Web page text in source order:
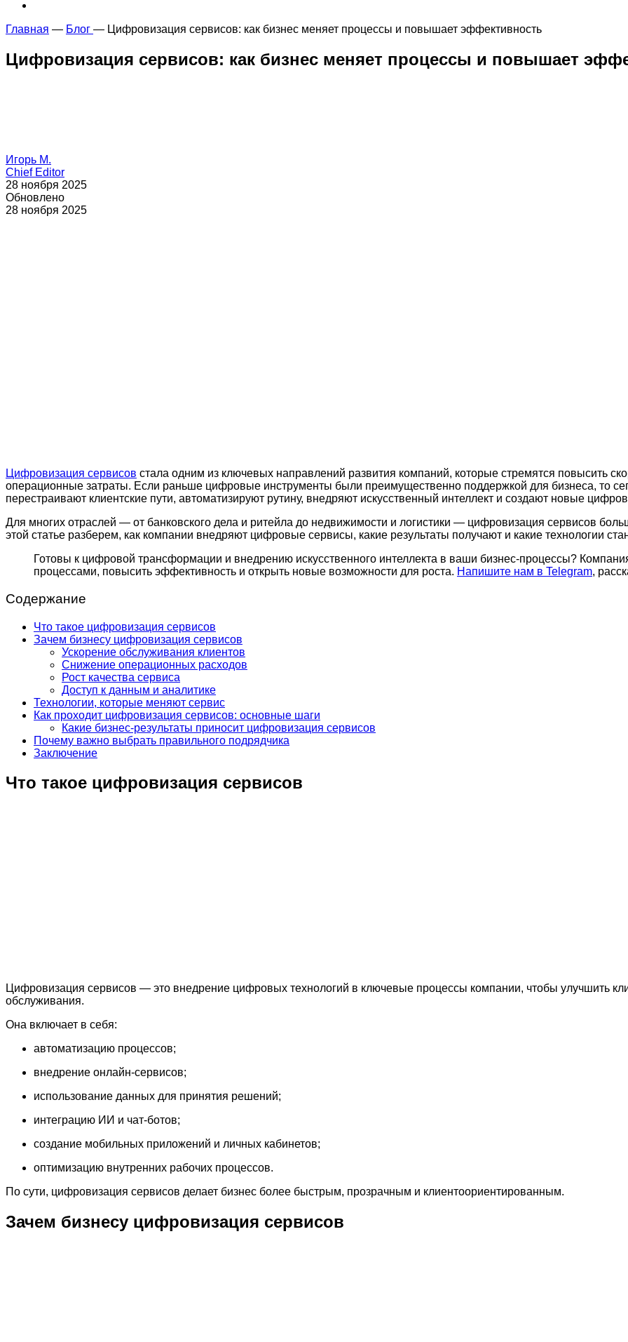
Главная — Блог — Цифровизация сервисов: как бизнес меняет процессы и повышает эффективность
Цифровизация сервисов: как бизнес меняет процессы и повышает
Игорь М.
Chief Editor
28 ноября 2025
Обновлено
28 ноября 2025
Цифровизация сервисов стала одним из ключевых направлений развития компаний, которые стремятся повысить
операционные затраты. Если раньше цифровые инструменты были преимущественно поддержкой для бизнеса, то
перестраивают клиентские пути, автоматизируют рутину, внедряют искусственный интеллект и создают новые
Для многих отраслей — от банковского дела и ритейла до недвижимости и логистики — цифровизация сервисов
этой статье разберем, как компании внедряют цифровые сервисы, какие результаты получают и какие технологии
Готовы к цифровой трансформации и внедрению искусственного интеллекта в ваши бизнес-процессы?
процессами, повысить эффективность и открыть новые возможности для роста. Напишите нам в Telegram,
Содержание
Что такое цифровизация сервисов
Зачем бизнесу цифровизация сервисов
Ускорение обслуживания клиентов
Снижение операционных расходов
Рост качества сервиса
Доступ к данным и аналитике
Технологии, которые меняют сервис
Как проходит цифровизация сервисов: основные шаги
Какие бизнес-результаты приносит цифровизация сервисов
Почему важно выбрать правильного подрядчика
Заключение
Что такое цифровизация сервисов
Цифровизация сервисов — это внедрение цифровых технологий в ключевые процессы компании, чтобы улучшить
обслуживания.
Она включает в себя:
автоматизацию процессов;
внедрение онлайн-сервисов;
использование данных для принятия решений;
интеграцию ИИ и чат-ботов;
создание мобильных приложений и личных кабинетов;
оптимизацию внутренних рабочих процессов.
По сути, цифровизация сервисов делает бизнес более быстрым, прозрачным и клиентоориентированным.
Зачем бизнесу цифровизация сервисов